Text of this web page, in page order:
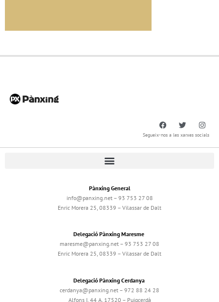
Segueix-nos a les xarxes socials
Pànxing General
info@panxing.net – 93 753 27 08
Enric Morera 25, 08339 – Vilassar de Dalt
Delegació Pànxing Maresme
maresme@panxing.net – 93 753 27 08
Enric Morera 25, 08339 – Vilassar de Dalt
Delegació Pànxing Cerdanya
cerdanya@panxing.net – 972 88 24 28
Alfons I, 44 A, 17520 – Puigcerdà